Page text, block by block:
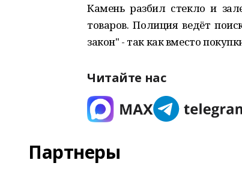
Камень разбил стекло и
товаров. Полиция ведёт
закон" - так как вместо
Читайте нас
Партнеры